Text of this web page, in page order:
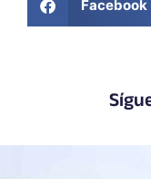
Facebook